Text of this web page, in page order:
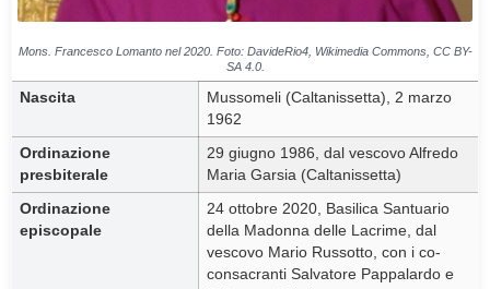
Mons. Francesco Lomanto nel 2020. Foto: DavideRio4, Wikimedia Commons, CC BY-
SA 4.0.
Nascita
Mussomeli (Caltanissetta), 2 marzo
1962
Ordinazione
presbiterale
29 giugno 1986, dal vescovo Alfredo
Maria Garsia (Caltanissetta)
Ordinazione
episcopale
24 ottobre 2020, Basilica Santuario
della Madonna delle Lacrime, dal
vescovo Mario Russotto, con i co-
consacranti Salvatore Pappalardo e